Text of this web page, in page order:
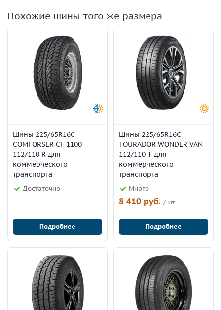
Похожие шины того же размера
Шины 225/65R16C
COMFORSER CF 1100
112/110 R для
коммерческого
транспорта
Достаточно
Подробнее
Шины 225/65R16C
TOURADOR WONDER VAN
112/110 T для
коммерческого
транспорта
Много
8 410 руб. / шт
Подробнее